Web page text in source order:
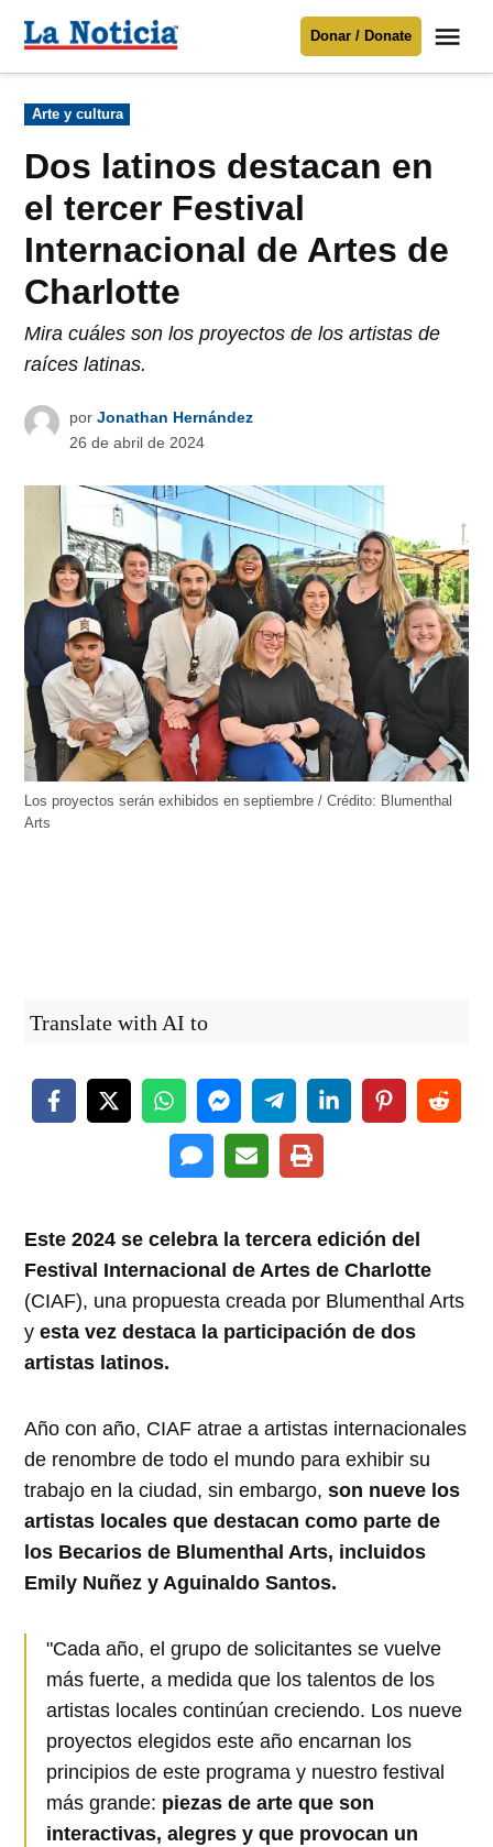
Para mantenerte informado necesitamos
Donar
contenido
Noticia
Donar / Donate
Publicado
en
Arte y cultura
Dos latinos destacan en
el tercer Festival
Internacional de Artes de
Charlotte
Mira cuáles son los proyectos de los artistas de
raíces latinas.
por Jonathan Hernández
26 de abril de 2024
Los proyectos serán exhibidos en septiembre / Crédito: Blumenthal
Arts
Translate with AI to
Este 2024 se celebra la tercera edición del
Festival Internacional de Artes de Charlotte
(CIAF), una propuesta creada por Blumenthal Arts
yesta vez destaca la participación de dos
artistas latinos.
Año con año, CIAF atrae a artistas internacionales
de renombre de todo el mundo para exhibir su
trabajo en la ciudad, sin embargo,son nueve los
artistas locales que destacan como parte de
los Becarios de Blumenthal Arts, incluidos
Emily Nuñez y Aguinaldo Santos.
"Cada año, el grupo de solicitantes se vuelve
más fuerte, a medida que los talentos de los
artistas locales continúan creciendo. Los nueve
proyectos elegidos este año encarnan los
principios de este programa y nuestro festival
más grande: piezas de arte que son
interactivas, alegres y que provocan un